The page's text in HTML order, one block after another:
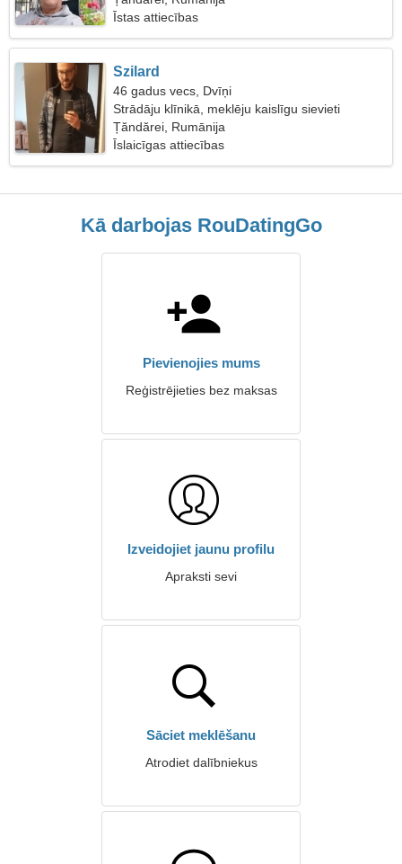
Īstas attiecības
Szilard
46 gadus vecs, Dvīņi
Strādāju klīnikā, meklēju kaislīgu sievieti
Țăndărei, Rumānija
Īslaicīgas attiecības
Kā darbojas RouDatingGo
Pievienojies mums
Reģistrējieties bez maksas
Izveidojiet jaunu profilu
Apraksti sevi
Sāciet meklēšanu
Atrodiet dalībniekus